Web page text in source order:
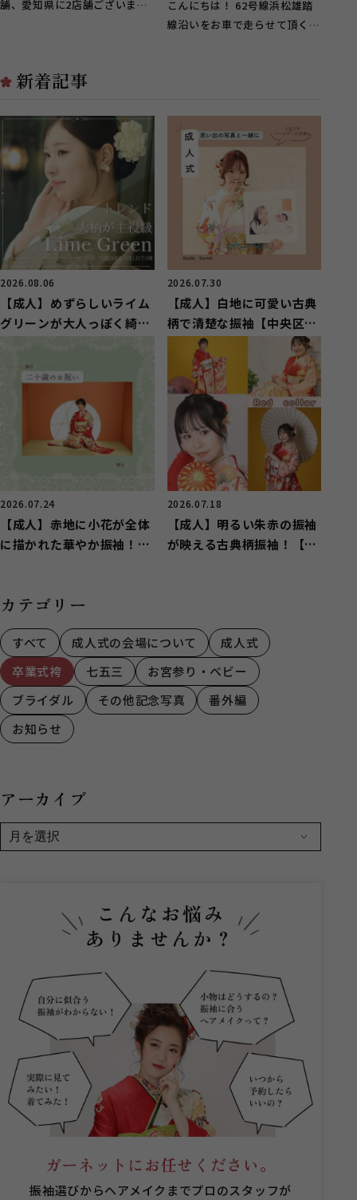
舗、愛知県に2店舗ございま
とレンタルの内容をご紹介
こんにちは！ 62号線浜松雄踏
線沿いをお車で走らせて頂くと
新着記事
2026.08.06
【成人】めずらしいライム
グリーンが大人っぽく綺麗
2026.07.30
【成人】白地に可愛い古典
柄で清楚な振袖【中央区湖
東町】
2026.07.24
【成人】赤地に小花が全体
に描かれた華やか振袖！
2026.07.18
【成人】明るい朱赤の振袖
が映える古典柄振袖！【湖
カテゴリー
すべて 成人式の会場について
成人式
卒業式袴
七五三
お宮参り・ベビー
ブライダル
その他記念写真
番外編
お知らせ
アーカイブ
こんなお悩み
ありませんか？
ガーネットにお任せください。
振袖選びからヘアメイクまでプロのスタッフが